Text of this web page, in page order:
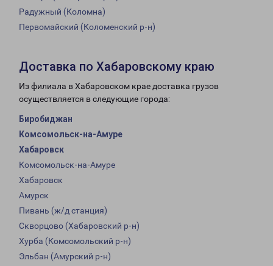
Радужный (Коломна)
Первомайский (Коломенский р-н)
Доставка по Хабаровскому краю
Из филиала в Хабаровском крае доставка грузов
осуществляется в следующие города:
Биробиджан
Комсомольск-на-Амуре
Хабаровск
Комсомольск-на-Амуре
Хабаровск
Амурск
Пивань (ж/д станция)
Скворцово (Хабаровский р-н)
Хурба (Комсомольский р-н)
Эльбан (Амурский р-н)